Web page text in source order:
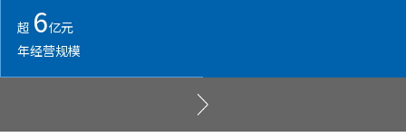
超 6亿元
年经营规模